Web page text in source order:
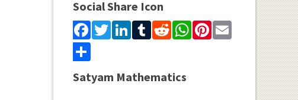
Social Share Icon
Facebook
Twitter
LinkedIn
Tumblr
Reddit
WhatsApp
Pinterest
Email
Share
Satyam Mathematics